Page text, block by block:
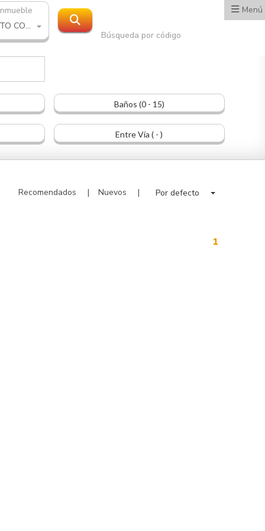
Menú
PROYECTO COMERCIAL
Búsqueda por código
Baños (0 - 15)
Entre Vía ( - )
Recomendados Nuevos Por defecto
1